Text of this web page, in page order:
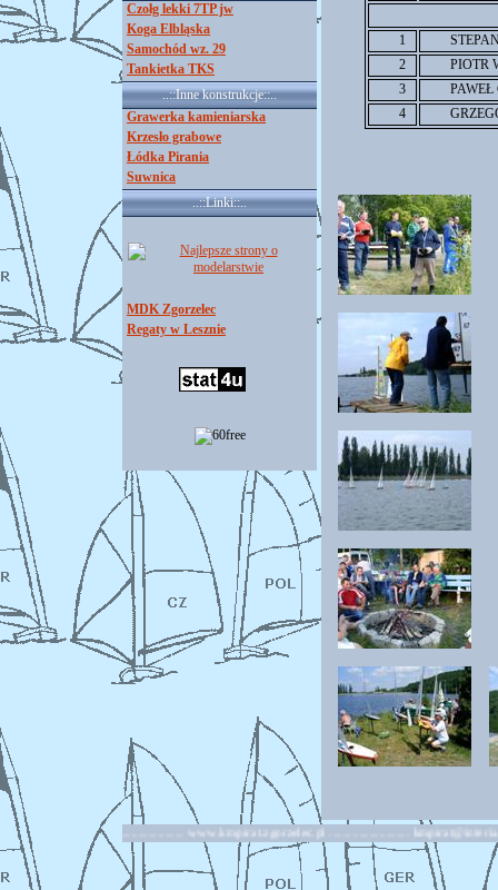
Czołg lekki 7TP jw
Koga Elbląska
Samochód wz. 29
Tankietka TKS
..::Inne konstrukcje::..
Grawerka kamieniarska
Krzesło grabowe
Łódka Pirania
Suwnica
..::Linki::..
MDK Zgorzelec
Regaty w Lesznie
1
2
PIOTR
3
4
Zgorzelec ........................ www.kmpirat.zgorzelec.pl ........................ kmpirat@interia.pl